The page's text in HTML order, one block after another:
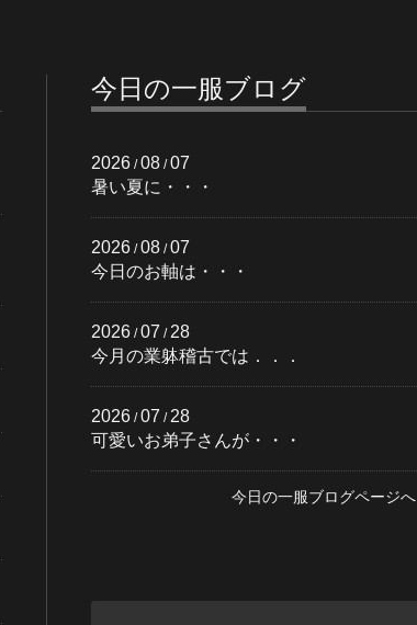
今日の一服ブログ
2026 /08 /07
暑い夏に・・・
2026 /08 /07
今日のお軸は・・・
2026 /07 / 28
今月の業躰稽古では．．．
2026 /07 / 28
可愛いお弟子さんが・・・
今日の一服ブログページへ